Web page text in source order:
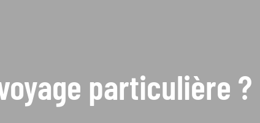
particulière ?